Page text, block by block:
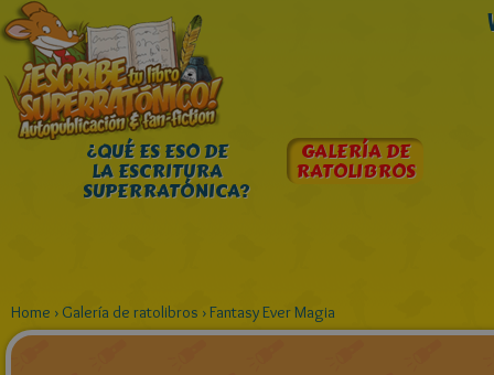
¿QUÉ ES ESO DE
LA ESCRITURA
SUPERRATÓNICA?
GALERÍA DE
RATOLIBROS
Home › Galería de ratolibros ›Fantasy Ever Magia